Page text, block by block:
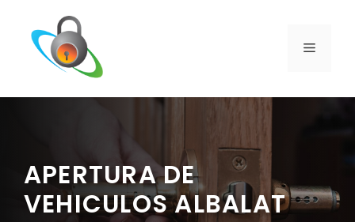
contenido
MENÚ
APERTURA DE
VEHICULOS ALBALAT